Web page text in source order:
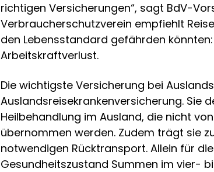
richtigen Versicherungen“, sagt BdV-
Verbraucherschutzverein empfiehlt
den Lebensstandard gefährden
Arbeitskraftverlust.
Die wichtigste Versicherung bei
Auslandsreisekrankenversicherung. Sie
Heilbehandlung im Ausland, die nicht
übernommen werden. Zudem trägt sie
notwendigen Rücktransport. Allein für
Gesundheitszustand Summen im vier-